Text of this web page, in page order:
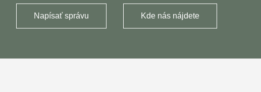
Napísať správu Kde nás nájdete